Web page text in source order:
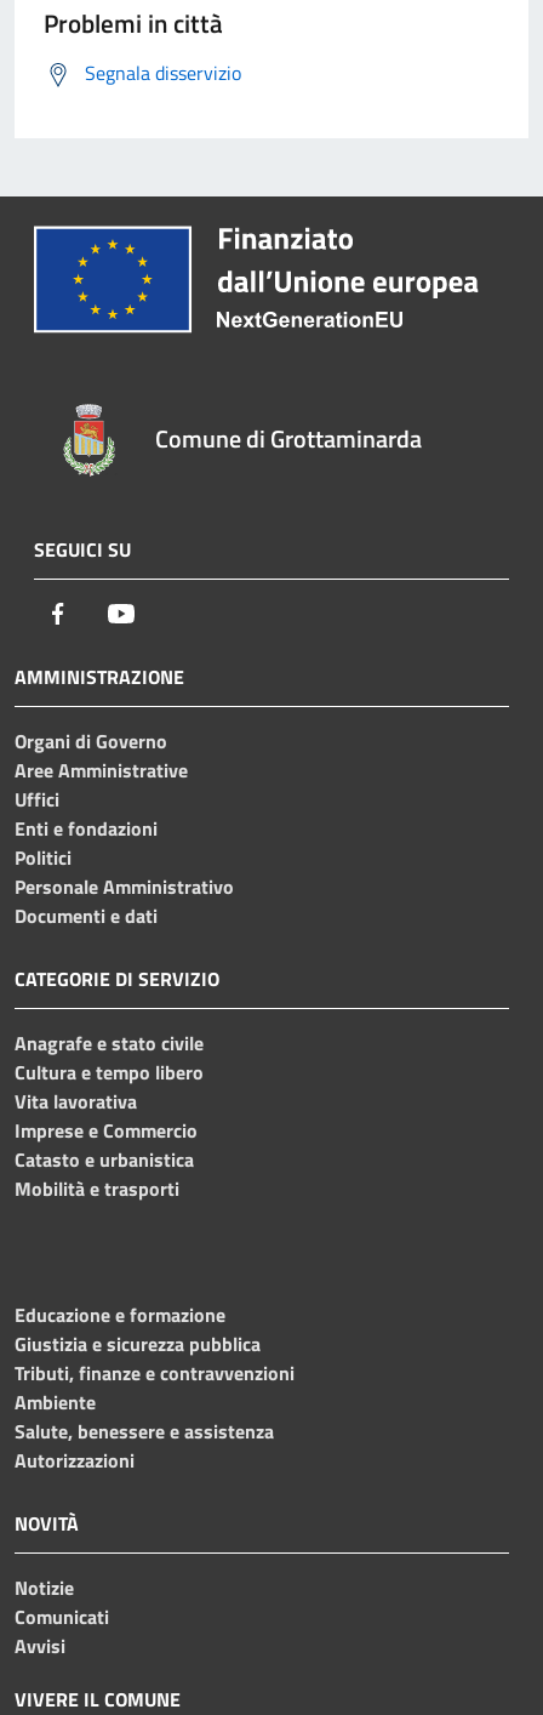
Problemi in città
Segnala disservizio
Comune di Grottaminarda
SEGUICI SU
Facebook
AMMINISTRAZIONE
Organi di Governo
Aree Amministrative
Uffici
Enti e fondazioni
Politici
Personale Amministrativo
Documenti e dati
CATEGORIE DI SERVIZIO
Anagrafe e stato civile
Cultura e tempo libero
Vita lavorativa
Imprese e Commercio
Catasto e urbanistica
Mobilità e trasporti
Educazione e formazione
Giustizia e sicurezza pubblica
Tributi, finanze e contravvenzioni
Ambiente
Salute, benessere e assistenza
Autorizzazioni
NOVITÀ
Notizie
Comunicati
Avvisi
VIVERE IL COMUNE